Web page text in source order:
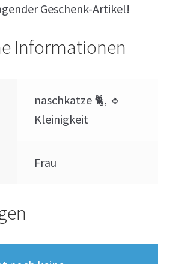
Geschenk-Artikel!
Informationen
naschkatze 🐈, 🔹
Kleinigkeit
Frau